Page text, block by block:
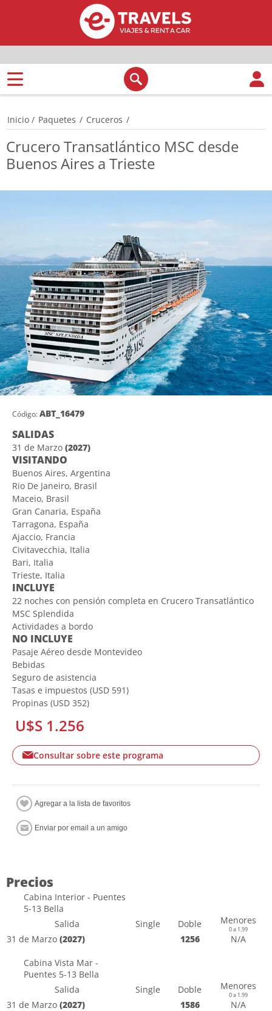
Inicio / Paquetes / Cruceros /
Crucero Transatlántico MSC desde
Buenos Aires a Trieste
Código:ABT_16479
SALIDAS
31 de Marzo (2027)
VISITANDO
Buenos Aires, Argentina
Rio De Janeiro, Brasil
Maceio, Brasil
Gran Canaria, España
Tarragona, España
Ajaccio, Francia
Civitavecchia, Italia
Bari, Italia
Trieste, Italia
INCLUYE
22 noches con pensión completa en Crucero Transatlántico
MSC Splendida
Actividades a bordo
NO INCLUYE
Pasaje Aéreo desde Montevideo
Bebidas
Seguro de asistencia
Tasas e impuestos (USD 591)
Propinas (USD 352)
U$S 1.256
Consultar sobre este programa
Precios
Cabina Interior - Puentes
5-13 Bella
Salida
Single Doble Menores
0 a 1.99
31 de Marzo (2027) 1256 N/A
Cabina Vista Mar -
Puentes 5-13 Bella
Salida
Single Doble Menores
0 a 1.99
31 de Marzo (2027) 1586 N/A